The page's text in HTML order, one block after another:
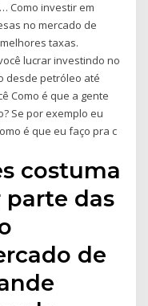
Como investir em
no mercado de
taxas.
lucrar investindo no
desde petróleo até
Como é que a gente
Se por exemplo eu
é que eu faço pra c
costuma
parte das
de